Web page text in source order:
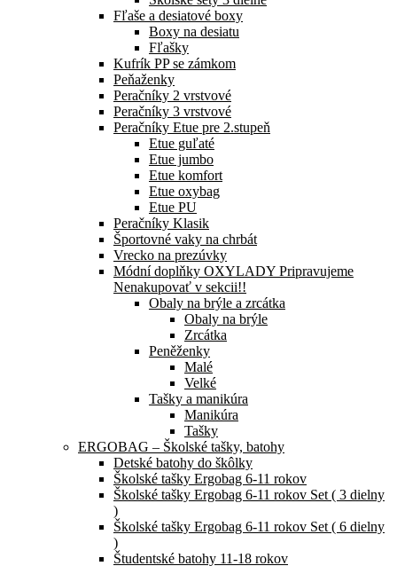
Fľaše a desiatové boxy
Boxy na desiatu
Fľašky
Kufrík PP se zámkom
Peňaženky
Peračníky 2 vrstvové
Peračníky 3 vrstvové
Peračníky Etue pre 2.stupeň
Etue guľaté
Etue jumbo
Etue komfort
Etue oxybag
Etue PU
Peračníky Klasik
Športovné vaky na chrbát
Vrecko na prezúvky
Módní doplňky OXYLADY Pripravujeme
Nenakupovať v sekcii!!
Obaly na brýle a zrcátka
Obaly na brýle
Zrcátka
Peněženky
Malé
Velké
Tašky a manikúra
Manikúra
Tašky
ERGOBAG – Školské tašky, batohy
Detské batohy do škôlky
Školské tašky Ergobag 6-11 rokov
Školské tašky Ergobag 6-11 rokov Set ( 3 dielny
)
Školské tašky Ergobag 6-11 rokov Set ( 6 dielny
)
Študentské batohy 11-18 rokov